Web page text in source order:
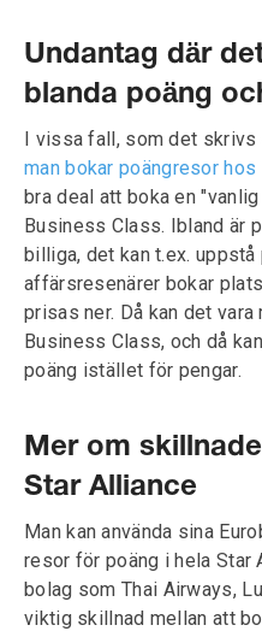
Undantag där
blanda poäng
I vissa fall, som det
man bokar poängresor hos
bra deal att boka en
Business Class. Ibland är
billiga, det kan t.ex.
affärsresenärer bokar
prisas ner. Då kan det
Business Class, och då
poäng istället för pengar.
Mer om
Star Alliance
Man kan använda sina
resor för poäng i hela Star
bolag som Thai Airways,
viktig skillnad mellan att